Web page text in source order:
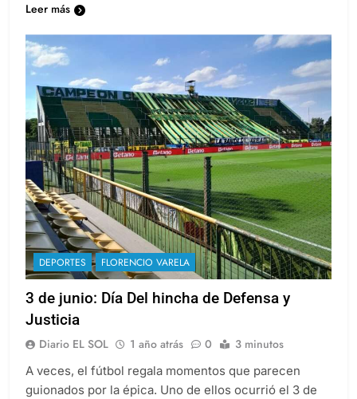
Leer más
DEPORTES FLORENCIO VARELA
3 de junio: Día Del hincha de Defensa y
Justicia
Diario EL SOL 1 año atrás 0 3 minutos
A veces, el fútbol regala momentos que parecen
guionados por la épica. Uno de ellos ocurrió el 3 de